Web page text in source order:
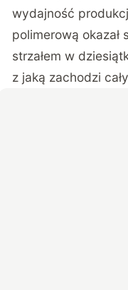
wydajność
polimerową
strzałem w
z jaką zachodzi